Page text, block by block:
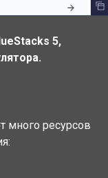
5,
много ресурсов